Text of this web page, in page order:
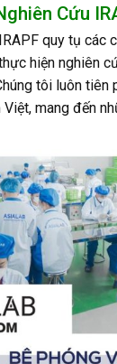
Cứu
quy tụ các
hiện nghiên
tôi luôn tiên
mang đến